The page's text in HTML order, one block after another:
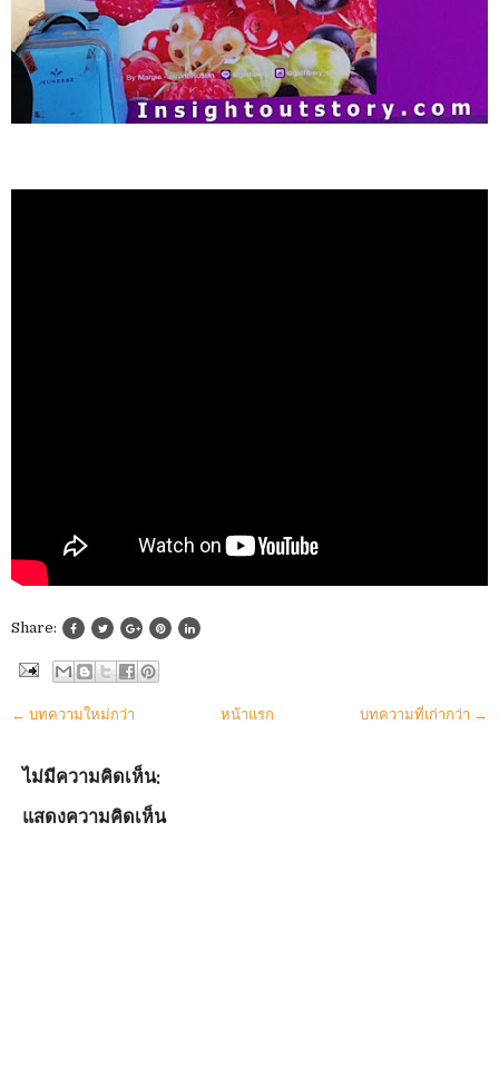
Share:
← บทความใหม่กว่า บทความที่เก่ากว่า →
หน้าแรก
ไม่มีความคิดเห็น:
แสดงความคิดเห็น